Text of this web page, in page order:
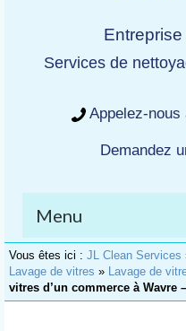
Services de
Appelez-nous
Demandez
Menu
Accueil
Nettoyage
Vous êtes ici : JL Clean Services
Lavage de vitres » Lavage de
vitres d’un commerce à Wavre